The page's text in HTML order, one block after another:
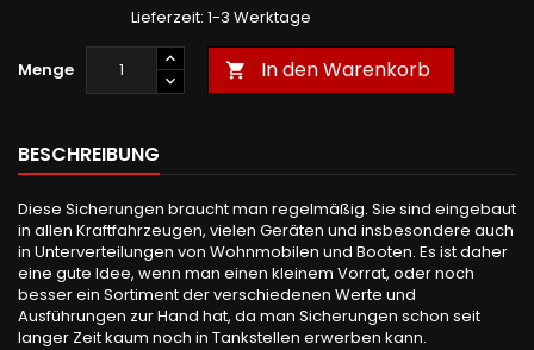
Lieferzeit: 1-3 Werktage
Menge  In den Warenkorb
BESCHREIBUNG
Diese Sicherungen braucht man regelmäßig. Sie sind eingebaut
in allen Kraftfahrzeugen, vielen Geräten und insbesondere auch
in Unterverteilungen von Wohnmobilen und Booten. Es ist daher
eine gute Idee, wenn man einen kleinem Vorrat, oder noch
besser ein Sortiment der verschiedenen Werte und
Ausführungen zur Hand hat, da man Sicherungen schon seit
langer Zeit kaum noch in Tankstellen erwerben kann.